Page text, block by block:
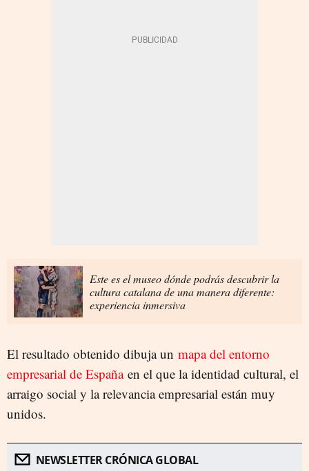
Este es el museo dónde podrás descubrir la
cultura catalana de una manera diferente:
experiencia inmersiva
El resultado obtenido dibuja un mapa del entorno
empresarial de Españaen el que la identidad cultural, el
arraigo social y la relevancia empresarial están muy
unidos.
NEWSLETTER CRÓNICA GLOBAL